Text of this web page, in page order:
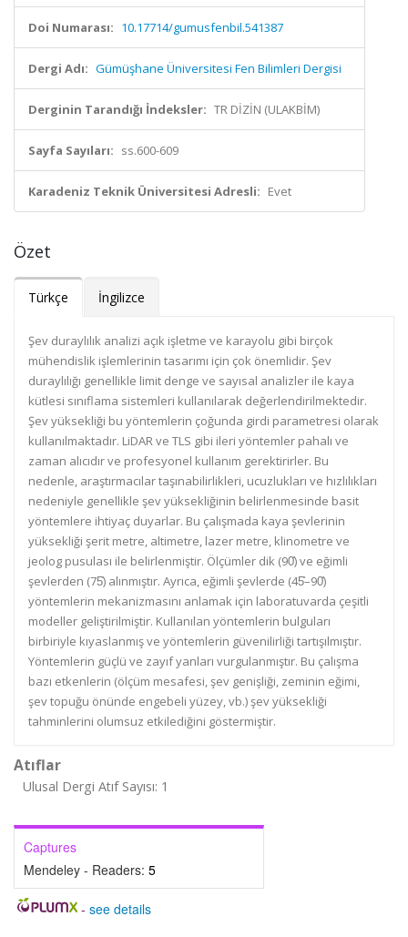
Doi Numarası: 10.17714/gumusfenbil.541387
Dergi Adı: Gümüşhane Üniversitesi Fen Bilimleri Dergisi
Derginin Tarandığı İndeksler: TR DİZİN (ULAKBİM)
Sayfa Sayıları: ss.600-609
Karadeniz Teknik Üniversitesi Adresli: Evet
Özet
Türkçe İngilizce
Şev duraylılık analizi açık işletme ve karayolu gibi birçok
mühendislik işlemlerinin tasarımı için çok önemlidir. Şev
duraylılığı genellikle limit denge ve sayısal analizler ile kaya
kütlesi sınıflama sistemleri kullanılarak değerlendirilmektedir.
Şev yüksekliği bu yöntemlerin çoğunda girdi parametresi olarak
kullanılmaktadır. LiDAR ve TLS gibi ileri yöntemler pahalı ve
zaman alıcıdır ve profesyonel kullanım gerektirirler. Bu
nedenle, araştırmacılar taşınabilirlikleri, ucuzlukları ve hızlılıkları
nedeniyle genellikle şev yüksekliğinin belirlenmesinde basit
yöntemlere ihtiyaç duyarlar. Bu çalışmada kaya şevlerinin
yüksekliği şerit metre, altimetre, lazer metre, klinometre ve
jeolog pusulası ile belirlenmiştir. Ölçümler dik (90̊) ve eğimli
şevlerden (75̊) alınmıştır. Ayrıca, eğimli şevlerde (45̊–90̊)
yöntemlerin mekanizmasını anlamak için laboratuvarda çeşitli
modeller geliştirilmiştir. Kullanılan yöntemlerin bulguları
birbiriyle kıyaslanmış ve yöntemlerin güvenilirliği tartışılmıştır.
Yöntemlerin güçlü ve zayıf yanları vurgulanmıştır. Bu çalışma
bazı etkenlerin (ölçüm mesafesi, şev genişliği, zeminin eğimi,
şev topuğu önünde engebeli yüzey, vb.) şev yüksekliği
tahminlerini olumsuz etkilediğini göstermiştir.
Atıflar
Ulusal Dergi Atıf Sayısı: 1
Captures
Mendeley - Readers: 5
- see details